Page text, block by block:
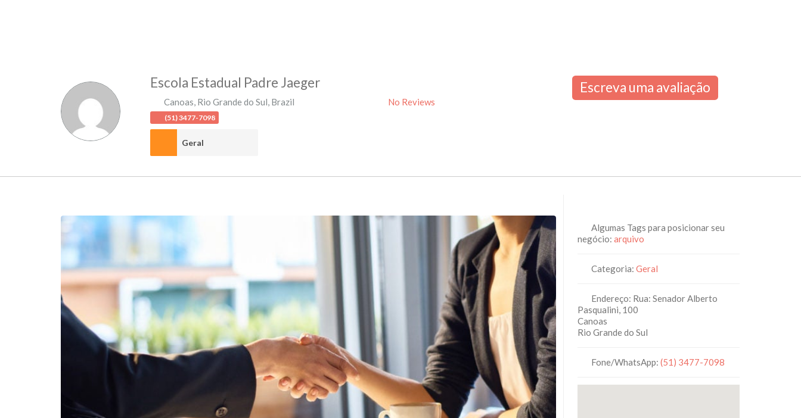
Escola Estadual Padre Jaeger
Canoas, Rio Grande do Sul, Brazil No Reviews
(51) 3477-7098
Geral
Escreva uma avaliação
Algumas Tags para posicionar seu
negócio:arquivo
Categoria:Geral
Endereço: Rua: Senador Alberto
Pasqualini, 100
Canoas
Rio Grande do Sul
Fone/WhatsApp:(51) 3477-7098